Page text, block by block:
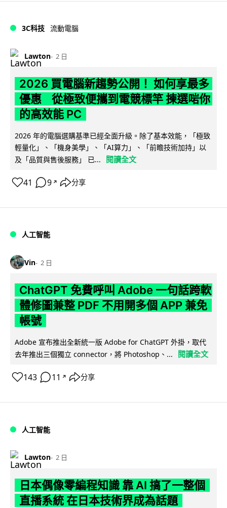
3C科技 流動電腦
Lawton 2 日
2026 買電腦新趨勢公開！ 如何享最多
優惠 從極致便攜到電競標竿 揀選啱你
的高效能 PC
2026 年的電腦選購基準已經全面升級。除了基本效能，「極致
輕量化」、「機身美學」、「AI算力」、「前瞻技術加持」以
及「品質與售後服務」 已...
閱讀全文
41 9 ↗ 分享
人工智能
Vin 2 日
ChatGPT 免費呼叫 Adobe 一句話跨軟
體修圖兼整 PDF 不用開多個 APP 兼免
帳號
Adobe 宣布推出全新統一版 Adobe for ChatGPT 外掛，取代
去年推出三個獨立 connector，將 Photoshop、...
閱讀全文
143 11 ↗ 分享
人工智能
Lawton 2 日
日本偶像零編程知識 靠 AI 搞了一整個
直播系統 在日本技術界成為話題